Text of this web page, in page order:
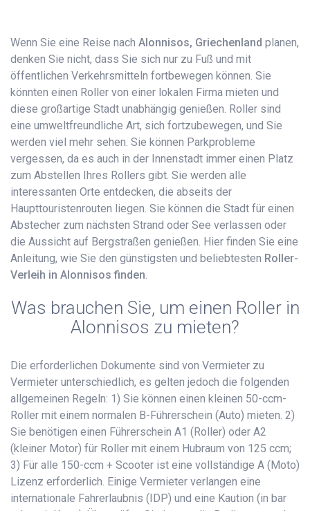
Wenn Sie eine Reise nach Alonnisos, Griechenland planen,
denken Sie nicht, dass Sie sich nur zu Fuß und mit
öffentlichen Verkehrsmitteln fortbewegen können. Sie
könnten einen Roller von einer lokalen Firma mieten und
diese großartige Stadt unabhängig genießen. Roller sind
eine umweltfreundliche Art, sich fortzubewegen, und Sie
werden viel mehr sehen. Sie können Parkprobleme
vergessen, da es auch in der Innenstadt immer einen Platz
zum Abstellen Ihres Rollers gibt. Sie werden alle
interessanten Orte entdecken, die abseits der
Haupttouristenrouten liegen. Sie können die Stadt für einen
Abstecher zum nächsten Strand oder See verlassen oder
die Aussicht auf Bergstraßen genießen. Hier finden Sie eine
Anleitung, wie Sie den günstigsten und beliebtesten Roller-
Verleih in Alonnisos finden.
Was brauchen Sie, um einen Roller in
Alonnisos zu mieten?
Die erforderlichen Dokumente sind von Vermieter zu
Vermieter unterschiedlich, es gelten jedoch die folgenden
allgemeinen Regeln: 1) Sie können einen kleinen 50-ccm-
Roller mit einem normalen B-Führerschein (Auto) mieten. 2)
Sie benötigen einen Führerschein A1 (Roller) oder A2
(kleiner Motor) für Roller mit einem Hubraum von 125 ccm;
3) Für alle 150-ccm + Scooter ist eine vollständige A (Moto)
Lizenz erforderlich. Einige Vermieter verlangen eine
internationale Fahrerlaubnis (IDP) und eine Kaution (in bar